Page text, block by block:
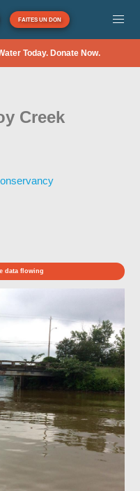
FAITES UN DON
Today. Donate Now.
Creek
data flowing